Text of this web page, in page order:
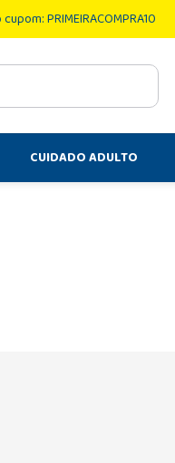
PRIMEIRACOMPRA10
CUIDADO ADULTO